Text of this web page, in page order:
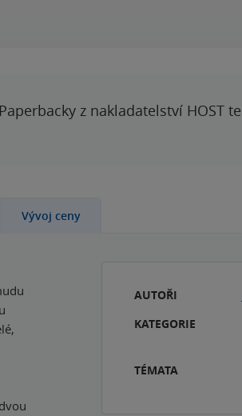
z nakladatelství HOST
Vývoj ceny
AUTOŘI
KATEGORIE
TÉMATA